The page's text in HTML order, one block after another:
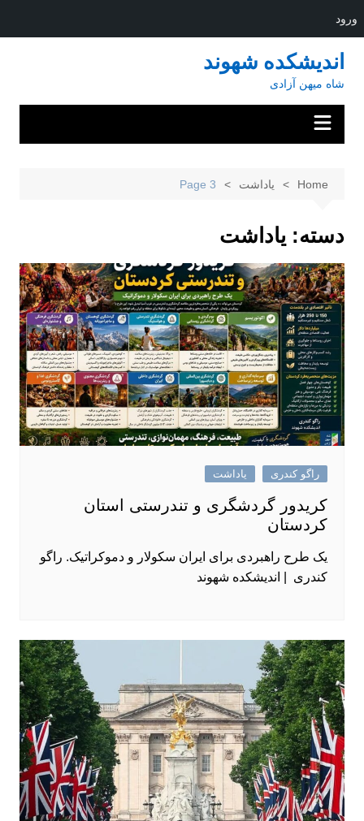
ورود
content
اندیشکده شهوند
شاه میهن آزادی
Home یاداشت Page 3
دسته: یاداشت
راگو کندری یاداشت
کریدور گردشگری و تندرستی استان
کردستان
یک طرح راهبردی برای ایران سکولار و دموکراتیک. راگو
کندری | اندیشکده شهوند